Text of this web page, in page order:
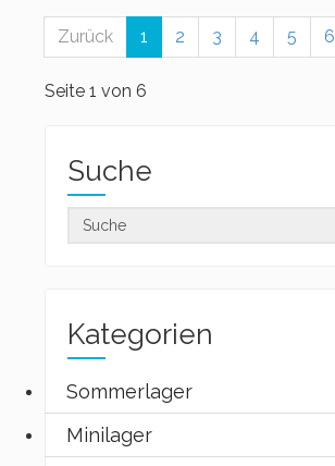
Zurück 1 2 3 4 5 6
Seite 1 von 6
Suche
Kategorien
Sommerlager
Minilager